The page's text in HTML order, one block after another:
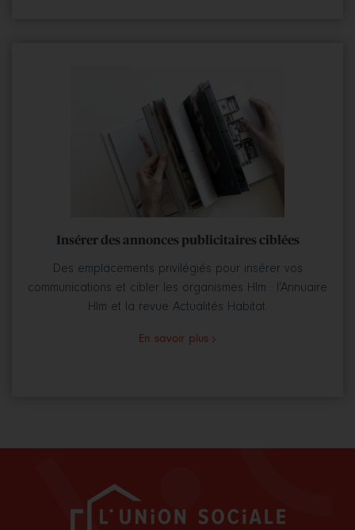
Insérer des annonces publicitaires ciblées
Des emplacements privilégiés pour insérer vos
communications et cibler les organismes Hlm : l’Annuaire
Hlm et la revue Actualités Habitat.
En savoir plus